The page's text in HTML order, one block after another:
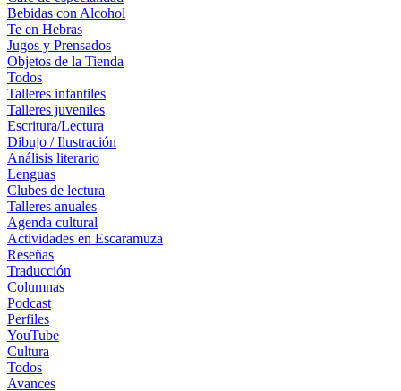
Bebidas con Alcohol
Te en Hebras
Jugos y Prensados
Objetos de la Tienda
Todos
Talleres infantiles
Talleres juveniles
Escritura/Lectura
Dibujo / Ilustración
Análisis literario
Lenguas
Clubes de lectura
Talleres anuales
Agenda cultural
Actividades en Escaramuza
Reseñas
Traducción
Columnas
Podcast
Perfiles
YouTube
Cultura
Todos
Avances